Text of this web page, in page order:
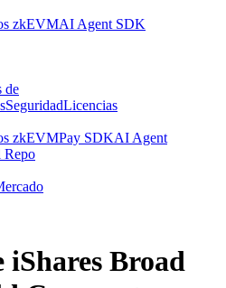
zkEVMAI Agent SDK
de
SeguridadLicencias
zkEVMPay SDKAI Agent
Repo
iShares Broad